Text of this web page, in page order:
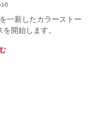
一新したカラーストー
開始します。